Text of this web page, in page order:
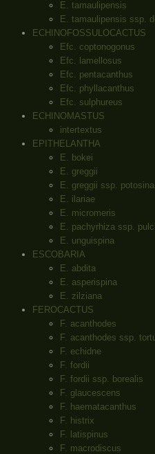
E. tamaulipensis
E. tamaulipensis ssp.
ECHINOFOSSULOCACTUS
Efc. coptonogonus
Efc. lamellosus
Efc. pentacanthus
Efc. phyllacanthus
Efc. sulphureus
ECHINOMASTUS
intertextus
EPITHELANTHA
E. bokei
E. greggii
E. greggii ssp. potosina
E. ilariae
E. micromeris
E. pachyrhiza ssp.
E. unguispina
ESCOBARIA
E. abdita
E. asperispina
E. zilziana
FEROCACTUS
F. acanthodes
F. acanthodes ssp.
F. echidne
F. fordii
F. fordii ssp. borealis
F. glaucescens
F. haematacanthus
F. histrix
F. latispinus
F. macrodiscus